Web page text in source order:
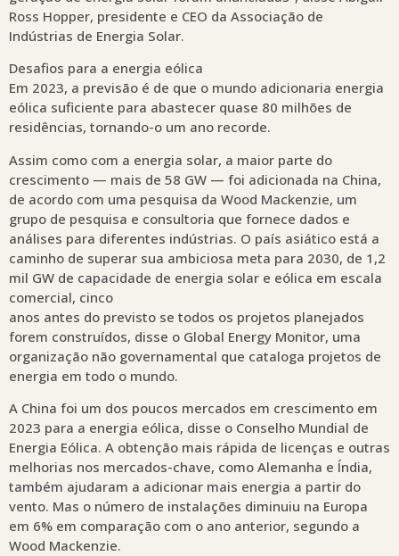
Ross Hopper, presidente e CEO da Associação de
Indústrias de Energia Solar.
Desafios para a energia eólica
Em 2023, a previsão é de que o mundo adicionaria energia
eólica suficiente para abastecer quase 80 milhões de
residências, tornando-o um ano recorde.
Assim como com a energia solar, a maior parte do
crescimento — mais de 58 GW — foi adicionada na China,
de acordo com uma pesquisa da Wood Mackenzie, um
grupo de pesquisa e consultoria que fornece dados e
análises para diferentes indústrias. O país asiático está a
caminho de superar sua ambiciosa meta para 2030, de 1,2
mil GW de capacidade de energia solar e eólica em escala
comercial, cinco
anos antes do previsto se todos os projetos planejados
forem construídos, disse o Global Energy Monitor, uma
organização não governamental que cataloga projetos de
energia em todo o mundo.
A China foi um dos poucos mercados em crescimento em
2023 para a energia eólica, disse o Conselho Mundial de
Energia Eólica. A obtenção mais rápida de licenças e outras
melhorias nos mercados-chave, como Alemanha e Índia,
também ajudaram a adicionar mais energia a partir do
vento. Mas o número de instalações diminuiu na Europa
em 6% em comparação com o ano anterior, segundo a
Wood Mackenzie.